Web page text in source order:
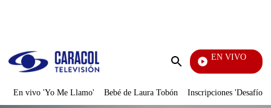
Enviar
EN VIVO
EFÉ
En vivo 'Yo Me Llamo' Bebé de Laura Tobón Inscripciones 'Desafío'